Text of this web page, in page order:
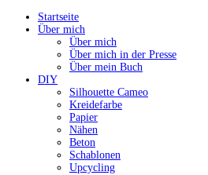
Startseite
Über mich
Über mich
Über mich in der Presse
Über mein Buch
DIY
Silhouette Cameo
Kreidefarbe
Papier
Nähen
Beton
Schablonen
Upcycling